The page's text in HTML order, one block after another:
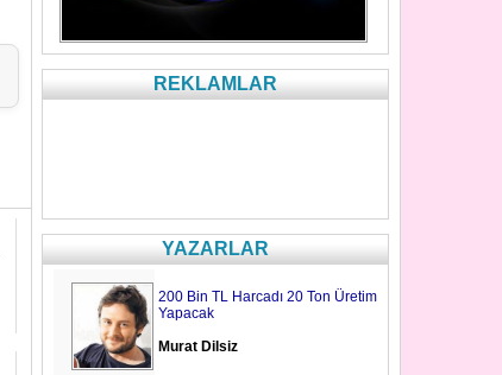
REKLAMLAR
YAZARLAR
200 Bin TL Harcadı 20 Ton Üretim
Yapacak
Murat Dilsiz